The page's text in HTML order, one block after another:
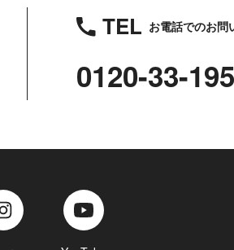
TEL お電話でのお問
0120-33-